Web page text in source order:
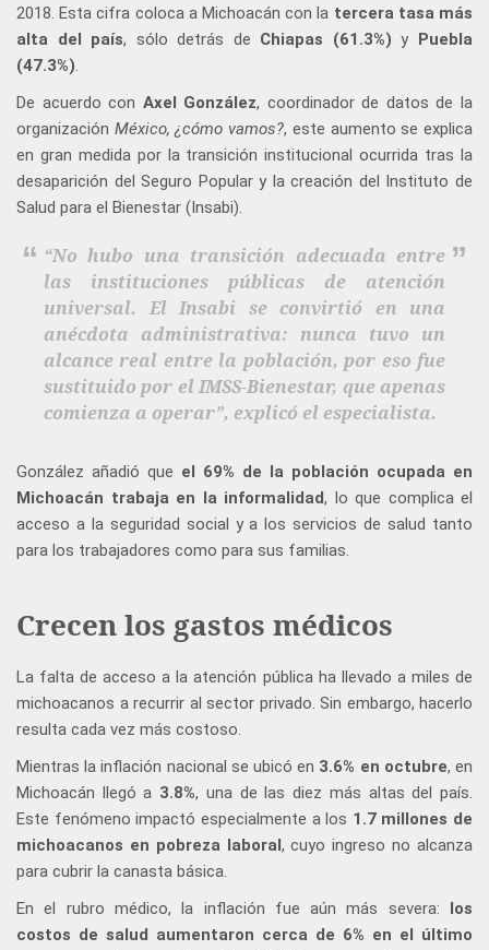
2018. Esta cifra coloca a Michoacán con la tercera tasa más
alta del país, sólo detrás de Chiapas (61.3%) y
Puebla
(47.3%).
De acuerdo con Axel González, coordinador de datos de la
organización México, ¿cómo vamos?, este aumento se explica
en gran medida por la transición institucional ocurrida tras la
desaparición del Seguro Popular y la creación del Instituto de
Salud para el Bienestar (Insabi).
“No hubo una transición adecuada entre
las instituciones públicas de atención
universal. El Insabi se convirtió en una
anécdota administrativa: nunca tuvo un
alcance real entre la población, por eso fue
sustituido por el IMSS-Bienestar, que apenas
comienza a operar”, explicó el especialista.
González añadió que el 69% de la población ocupada en
Michoacán trabaja en la informalidad, lo que complica el
acceso a la seguridad social y a los servicios de salud tanto
para los trabajadores como para sus familias.
Crecen los gastos médicos
La falta de acceso a la atención pública ha llevado a miles de
michoacanos a recurrir al sector privado. Sin embargo, hacerlo
resulta cada vez más costoso.
Mientras la inflación nacional se ubicó en 3.6% en octubre, en
Michoacán llegó a 3.8%, una de las diez más altas del país.
Este fenómeno impactó especialmente a los 1.7 millones de
michoacanos en pobreza laboral , cuyo ingreso no alcanza
para cubrir la canasta básica.
En el rubro médico, la inflación fue aún más severa:
los
costos de salud aumentaron cerca de 6% en el último